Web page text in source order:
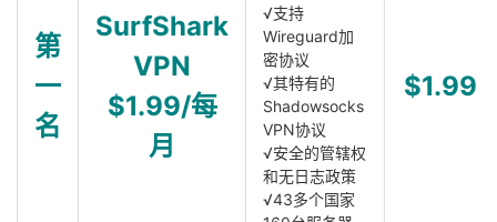
第
一
名
SurfShark
VPN
$1.99/每
月
√支持
Wireguard加
密协议
√其特有的
Shadowsocks
VPN协议
√安全的管辖权
和无日志政策
√43多个国家
$1.99